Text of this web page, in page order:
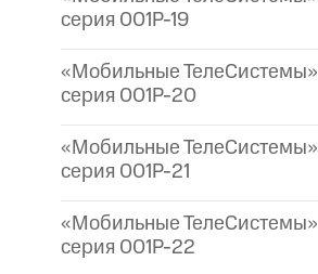
серия 001P-19
«Мобильные ТелеСистемы»
серия 001P-20
«Мобильные ТелеСистемы»
серия 001P-21
«Мобильные ТелеСистемы»
серия 001P-22